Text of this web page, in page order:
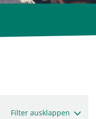
Filter ausklappen